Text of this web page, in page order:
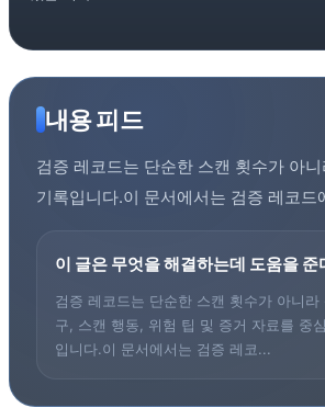
내용 피드
검증 레코드는 단순한 스캔 횟수가 아
기록입니다.이 문서에서는 검증 레코
이 글은 무엇을 해결하는데 도움을 준
검증 레코드는 단순한 스캔 횟수가 아니
구, 스캔 행동, 위험 팁 및 증거 자료를 중
입니다.이 문서에서는 검증 레코...